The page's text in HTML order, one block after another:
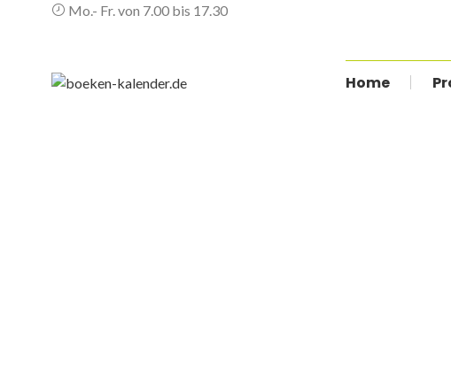
Mo.- Fr. von 7.00 bis 17.30
überspringen
Home